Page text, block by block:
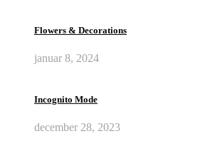
Flowers & Decorations
januar 8, 2024
Incognito Mode
december 28, 2023